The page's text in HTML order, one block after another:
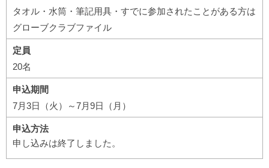
タオル・水筒・筆記用具・すでに参加されたことがある方は
グローブクラブファイル
定員
20名
申込期間
7月3日（火）～7月9日（月）
申込方法
申し込みは終了しました。